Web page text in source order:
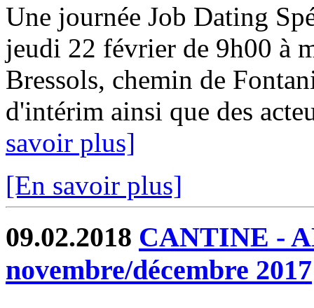
Une journée Job Dating
jeudi 22 février de 9h00 à
Bressols, chemin de
d'intérim ainsi que des
savoir plus]
[En savoir plus]
09.02.2018 CANTINE -
novembre/décembre 2017